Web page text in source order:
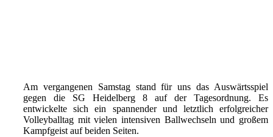
Am vergangenen Samstag stand für uns das Auswärtsspiel
gegen die SG Heidelberg 8 auf der Tagesordnung. Es
entwickelte sich ein spannender und letztlich erfolgreicher
Volleyballtag mit vielen intensiven Ballwechseln und großem
Kampfgeist auf beiden Seiten.